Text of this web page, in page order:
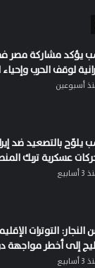
يؤكد مشاركة مصر
لوقف الحرب
أسبوعين
يلوّح بالتصعيد ضد
عسكرية تربك
النجار: التوترات
إلى أخطر مواجهة